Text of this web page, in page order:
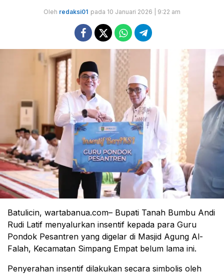
Oleh redaksi01 pada 10 Januari 2026 | 9:22 am
Batulicin, wartabanua.com– Bupati Tanah Bumbu Andi
Rudi Latif menyalurkan insentif kepada para Guru
Pondok Pesantren yang digelar di Masjid Agung Al-
Falah, Kecamatan Simpang Empat belum lama ini.
Penyerahan insentif dilakukan secara simbolis oleh